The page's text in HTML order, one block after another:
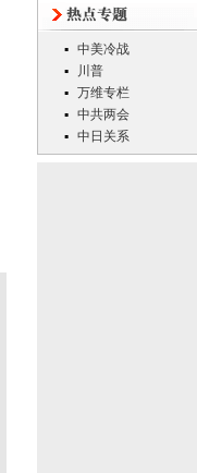
中美冷战
川普
万维专栏
中共两会
中日关系